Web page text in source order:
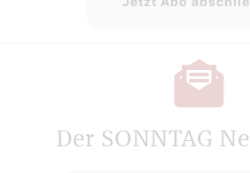
Der SONNTAG